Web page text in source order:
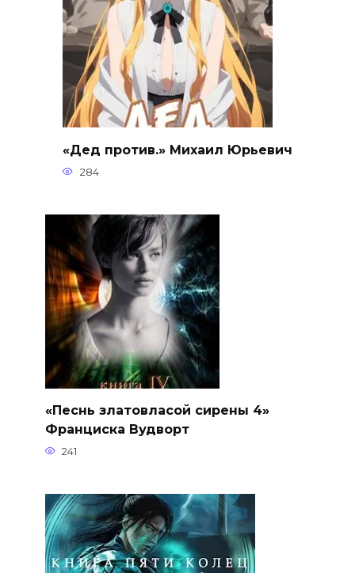
«Дед против.» Михаил Юрьевич
284
«Песнь златовласой сирены 4»
Франциска Вудворт
241